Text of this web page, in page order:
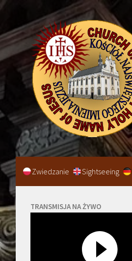
Zwiedzanie Sightseeing
TRANSMISJA NA ŻYWO